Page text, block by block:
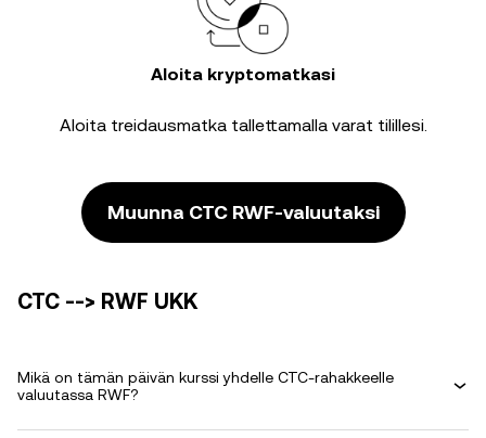
Aloita kryptomatkasi
Aloita treidausmatka tallettamalla varat tilillesi.
Muunna CTC RWF-valuutaksi
CTC --> RWF UKK
Mikä on tämän päivän kurssi yhdelle CTC-rahakkeelle
valuutassa RWF?